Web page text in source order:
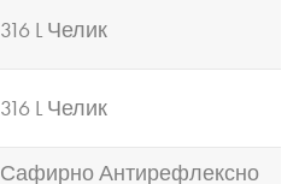
316 L Челик
316 L Челик
Сафирно Антирефлексно